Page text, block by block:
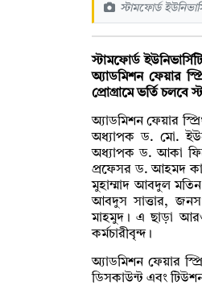
স্টামফোর্ড
স্টামফোর্ড
অ্যাডমিশন ফেয়ার
প্রোগ্রামে ভর্তি চলবে
অ্যাডমিশন ফেয়ার
অধ্যাপক ড. মো.
অধ্যাপক ড. আকা
প্রফেসর ড. আহমদ
মুহাম্মাদ আবদুল
আবদুস সাত্তার,
মাহমুদ। এ ছাড়া আরও
কর্মচারীবৃন্দ।
অ্যাডমিশন ফেয়ার
ডিসকাউন্ট এবং